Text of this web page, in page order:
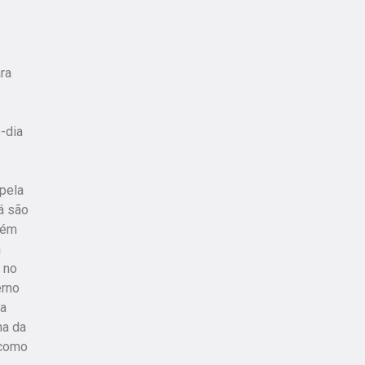
dia
são
da